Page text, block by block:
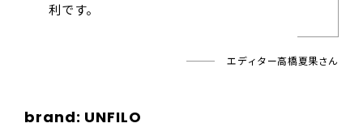
利です。
エディター高橋夏果さん
brand: UNFILO